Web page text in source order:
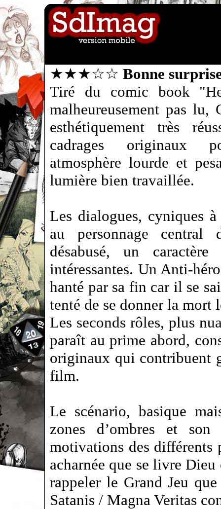
★★★☆☆ Bonne
Tiré du comic book
malheureusement pas
esthétiquement très
cadrages originaux
atmosphère lourde et
lumière bien travaillée.
Les dialogues, cyniques
au personnage central
désabusé, un
intéressantes. Un Anti-
hanté par sa fin car il se
tenté de se donner la mort
Les seconds rôles, plus
paraît au prime abord,
originaux qui contribuent
film.
Le scénario, basique
zones d’ombres et
motivations des différents
acharnée que se livre Dieu
rappeler le Grand Jeu
Satanis / Magna Veritas